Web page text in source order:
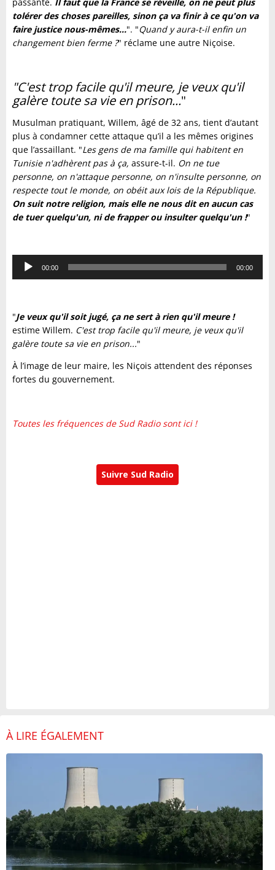
tolérer des choses pareilles, sinon ça va finir à ce qu'on va
faire justice nous-mêmes...". "Quand y aura-t-il enfin un
changement bien ferme ?" réclame une autre Niçoise.
"C'est trop facile qu'il meure, je veux qu'il
galère toute sa vie en prison..."
Musulman pratiquant, Willem, âgé de 32 ans, tient d’autant
plus à condamner cette attaque qu’il a les mêmes origines
que l’assaillant. "Les gens de ma famille qui habitent en
Tunisie n'adhèrent pas à ça, assure-t-il. On ne tue
personne, on n'attaque personne, on n'insulte personne, on
respecte tout le monde, on obéit aux lois de la République.
On suit notre religion, mais elle ne nous dit en aucun cas
de tuer quelqu'un, ni de frapper ou insulter quelqu'un !"
Lecteur
audio
00:00 00:00
"Je veux qu'il soit jugé, ça ne sert à rien qu'il meure !
estime Willem. C'est trop facile qu'il meure, je veux qu'il
galère toute sa vie en prison..."
À l’image de leur maire, les Niçois attendent des réponses
fortes du gouvernement.
Toutes les fréquences de Sud Radio sont ici !
Suivre Sud Radio
À LIRE ÉGALEMENT